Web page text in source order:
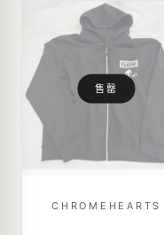
售罄
CHROMEHEARTS